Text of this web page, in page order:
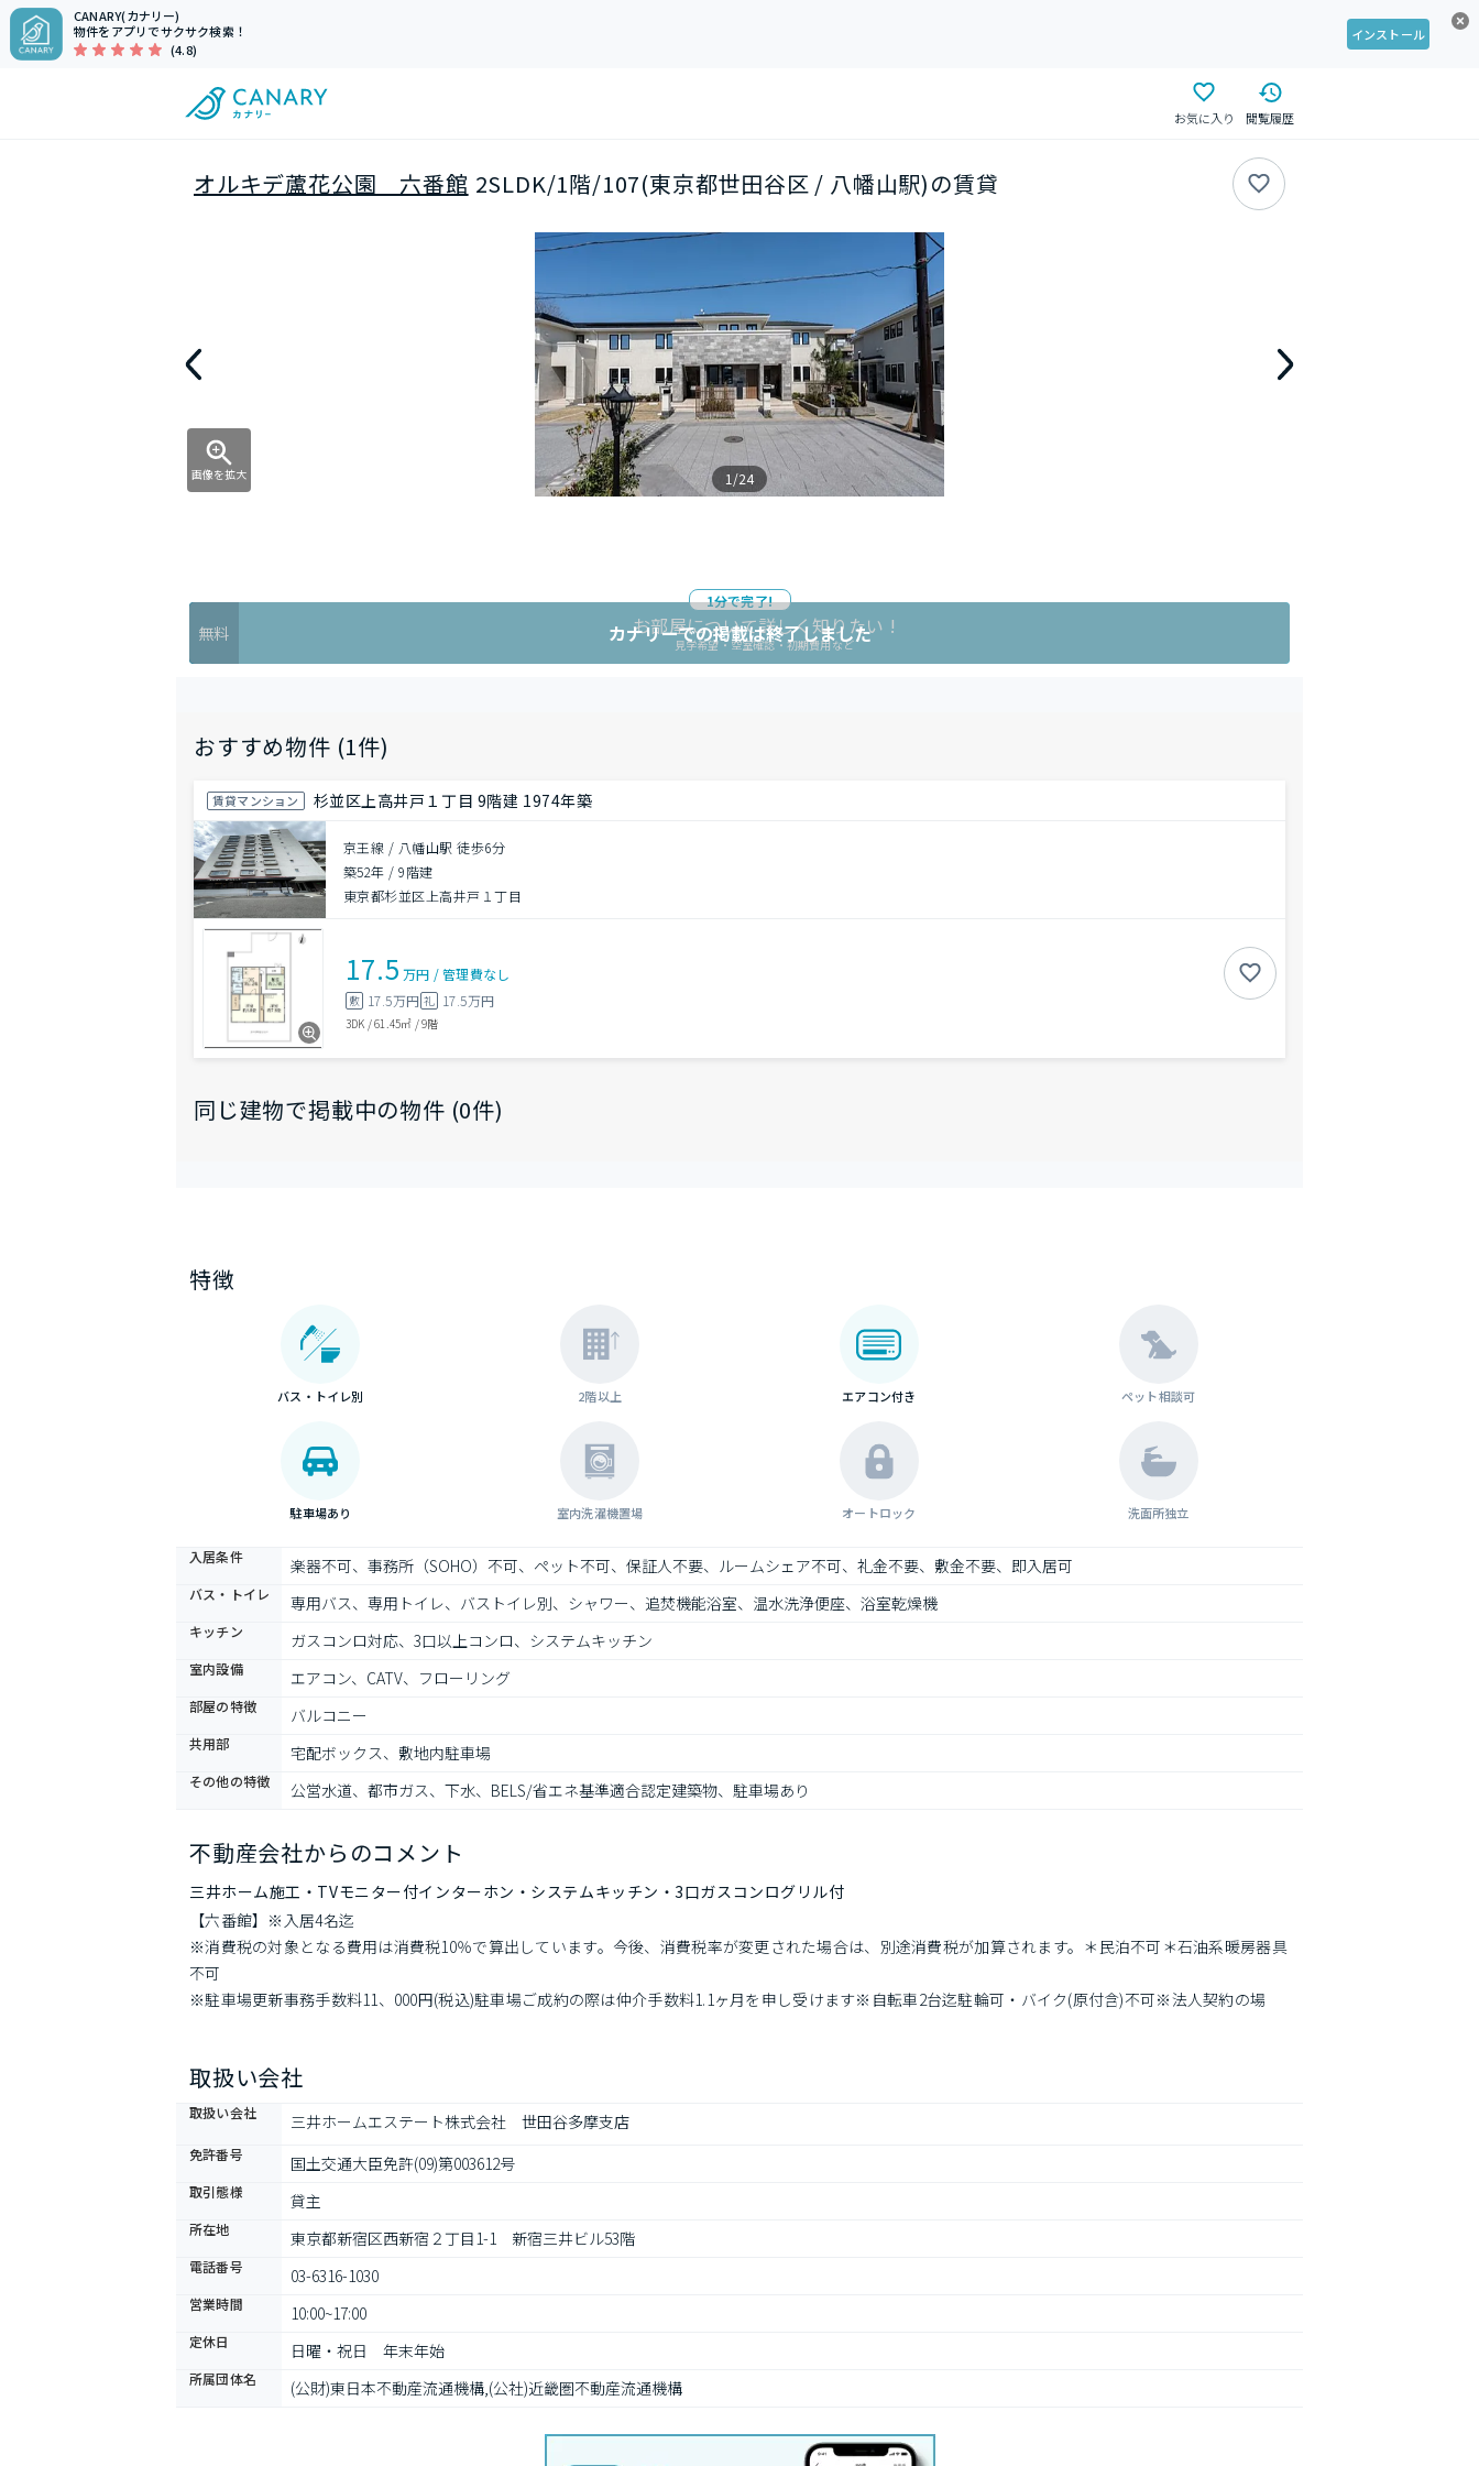
CANARY(カナリー)
物件をアプリでサクサク検索！
(4.8)
インストール
お気に入り 閲覧履歴
オルキデ蘆花公園 六番館 2SLDK/1階/107(東京都世田谷区 / 八幡山駅)の賃貸
画像を拡大 1/24
1分で完了!
無料 お部屋について詳しく知りたい !
見学希望・空室確認・初期費用など
カナリーでの掲載は終了しました
おすすめ物件 (1件)
賃貸マンション 杉並区上高井戸１丁目 9階建 1974年築
京王線 / 八幡山駅 徒歩6分
築52年 /9階建
東京都杉並区上高井戸１丁目
17.5 万円 /管理費なし
敷 17.5万円 礼 17.5万円
3DK /61.45㎡ /9階
同じ建物で掲載中の物件 (0件)
特徴
バス・トイレ別 2階以上 エアコン付き ペット相談可
駐車場あり 室内洗濯機置場 オートロック 洗面所独立
入居条件 楽器不可、事務所（SOHO）不可、ペット不可、保証人不要、ルームシェア不可、礼金不要、敷金不要、即入居可
バス・トイレ 専用バス、専用トイレ、バストイレ別、シャワー、追焚機能浴室、温水洗浄便座、浴室乾燥機
キッチン ガスコンロ対応、3口以上コンロ、システムキッチン
室内設備 エアコン、CATV、フローリング
部屋の特徴 バルコニー
共用部 宅配ボックス、敷地内駐車場
その他の特徴 公営水道、都市ガス、下水、BELS/省エネ基準適合認定建築物、駐車場あり
不動産会社からのコメント
三井ホーム施工・TVモニター付インターホン・システムキッチン・3口ガスコンログリル付
【六番館】※入居4名迄
※消費税の対象となる費用は消費税10％で算出しています。今後、消費税率が変更された場合は、別途消費税が加算されます。＊民泊不可＊石油系暖房器具
不可
※駐車場更新事務手数料11、000円(税込)駐車場ご成約の際は仲介手数料1.1ヶ月を申し受けます※自転車2台迄駐輪可・バイク(原付含)不可※法人契約の場
取扱い会社
取扱い会社 三井ホームエステート株式会社　世田谷多摩支店
免許番号 国土交通大臣免許(09)第003612号
取引態様 貸主
所在地 東京都新宿区西新宿２丁目1-1　新宿三井ビル53階
電話番号 03-6316-1030
営業時間 10:00~17:00
定休日 日曜・祝日　年末年始
所属団体名 (公財)東日本不動産流通機構,(公社)近畿圏不動産流通機構